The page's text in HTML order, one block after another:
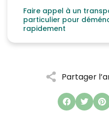
Faire appel à un
particulier pour
rapidement
Partager